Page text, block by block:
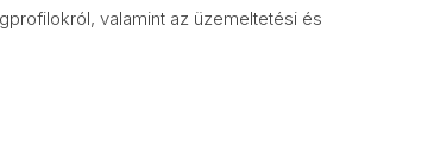
valamint az üzemeltetési és